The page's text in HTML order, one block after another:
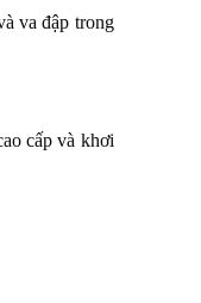
va đập trong
cấp và khơi